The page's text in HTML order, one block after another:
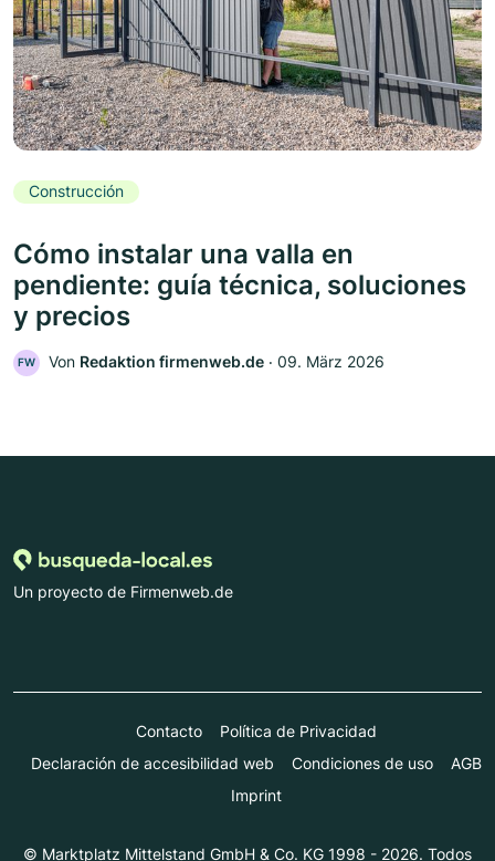
Construcción
Cómo instalar una valla en
pendiente: guía técnica, soluciones
y precios
FW Von Redaktion firmenweb.de ‧ 09. März 2026
Un proyecto de Firmenweb.de
Contacto
Política de Privacidad
Declaración de accesibilidad web
Condiciones de uso
AGB
Imprint
© Marktplatz Mittelstand GmbH & Co. KG 1998 - 2026. Todos